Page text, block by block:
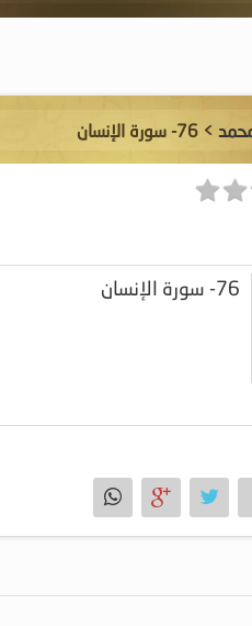
> 76- سورة الإنسان
76- سورة الإنسان